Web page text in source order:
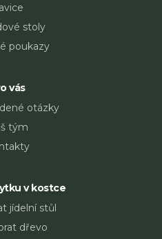
stoly
poukazy
vás
otázky
tým
v kostce
jídelní stůl
dřevo